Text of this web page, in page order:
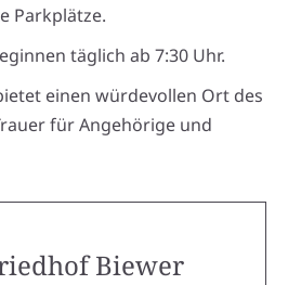
Parkplätze.
täglich ab 7:30 Uhr.
einen würdevollen Ort des
für Angehörige und
Biewer